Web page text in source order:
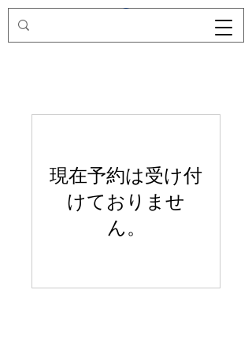
現在予約は受け付
けておりませ
ん。